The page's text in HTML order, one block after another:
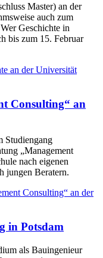
Master) an der
auch zum
Geschichte in
bis zum 15. Februar
an der Universität
Consulting“ an
Studiengang
„Management
nach eigenen
jungen Beratern.
Consulting“ an der
in Potsdam
als Bauingenieur